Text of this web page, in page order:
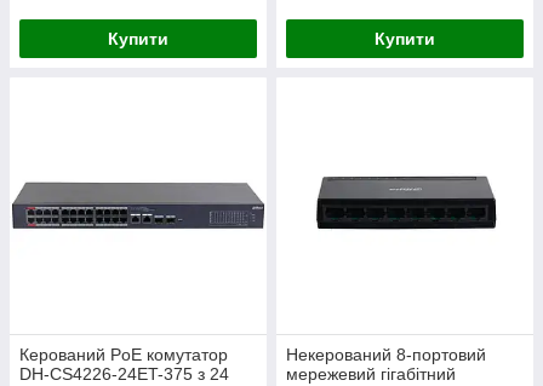
Купити Купити
Керований PoE комутатор
DH-CS4226-24ET-375 з 24
Некерований 8-портовий
мережевий гігабітний